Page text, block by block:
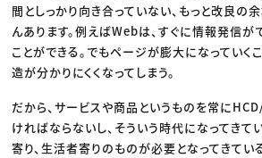
間としっかり向き合っていない、もっと改良の
んあります。例えばWebは、すぐに情報発信が
ことができる。でもページが膨大になっていく
造が分かりにくくなってしまう。
だから、サービスや商品というものを常に
ければならないし、そういう時代になってきて
寄り、生活者寄りのものが必要となってきてい